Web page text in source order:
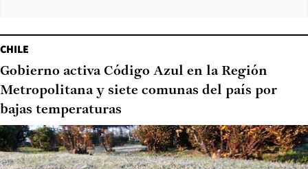
CHILE
Gobierno activa Código Azul en la Región
Metropolitana y siete comunas del país por
bajas temperaturas